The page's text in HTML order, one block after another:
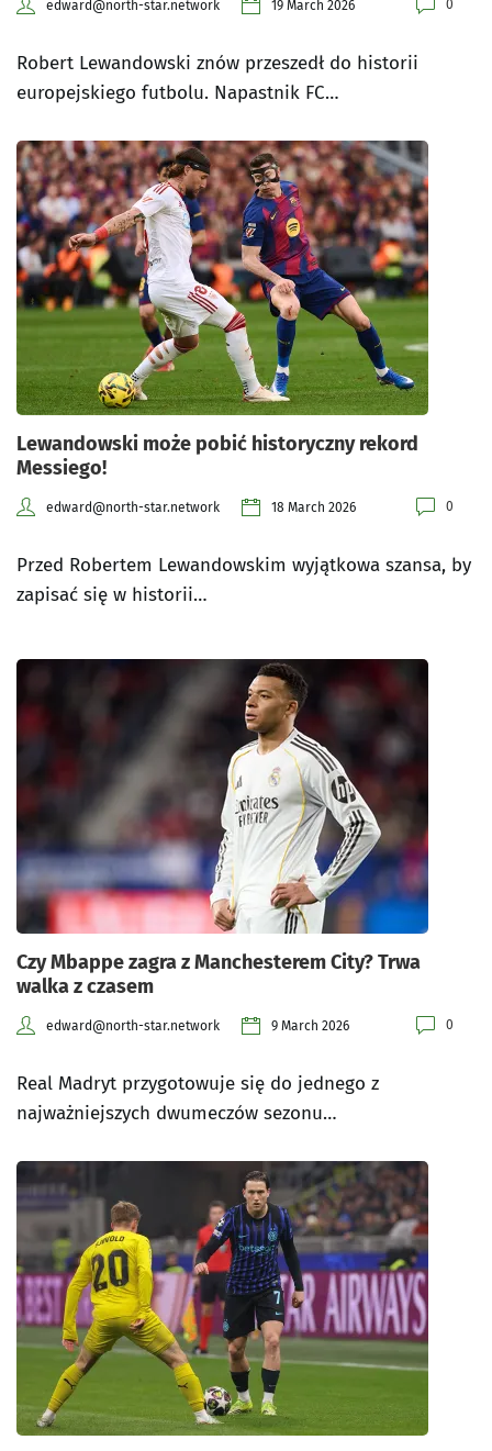
edward@north-star.network 19 March 2026 0
Robert Lewandowski znów przeszedł do historii
europejskiego futbolu. Napastnik FC…
Lewandowski może pobić historyczny rekord
Messiego!
edward@north-star.network 18 March 2026 0
Przed Robertem Lewandowskim wyjątkowa szansa, by
zapisać się w historii…
Czy Mbappe zagra z Manchesterem City? Trwa
walka z czasem
edward@north-star.network 9 March 2026 0
Real Madryt przygotowuje się do jednego z
najważniejszych dwumeczów sezonu…